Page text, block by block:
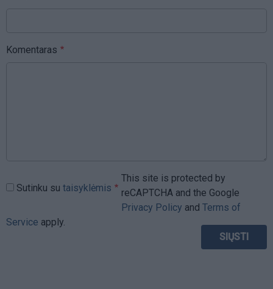
Komentaras
Sutinku su taisyklėmis
This site is protected by
reCAPTCHA and the Google
Privacy Policy and Terms of
Service apply.